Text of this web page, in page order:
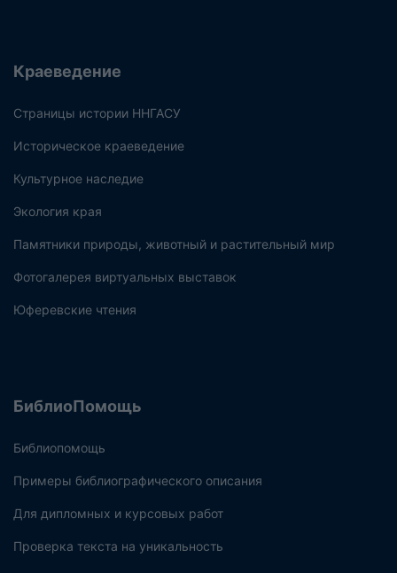
Краеведение
Страницы истории ННГАСУ
Историческое краеведение
Культурное наследие
Экология края
Памятники природы, животный и растительный мир
Фотогалерея виртуальных выставок
Юферевские чтения
БиблиоПомощь
Библиопомощь
Примеры библиографического описания
Для дипломных и курсовых работ
Проверка текста на уникальность